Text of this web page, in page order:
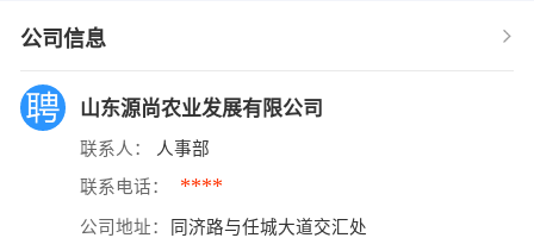
公司信息
山东源尚农业发展有限公司
联系人： 人事部
联系电话： ****
公司地址： 同济路与任城大道交汇处